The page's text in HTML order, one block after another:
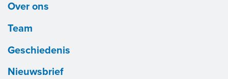
Over ons
Team
Geschiedenis
Nieuwsbrief